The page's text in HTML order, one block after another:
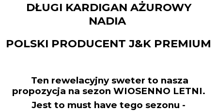
DŁUGI KARDIGAN AŻUROWY
NADIA
POLSKI PRODUCENT J&K PREMIUM
Ten rewelacyjny sweter to nasza
propozycja na sezon WIOSENNO LETNI.
Jest to must have tego sezonu -